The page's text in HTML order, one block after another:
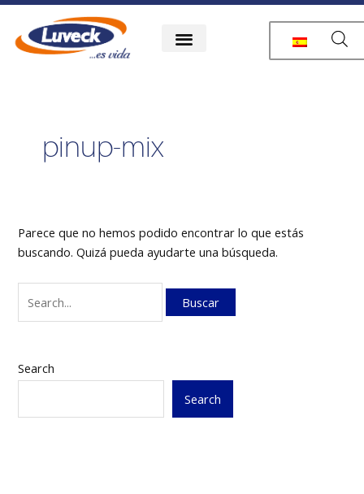
Ir
contenido
pinup-mix
Parece que no hemos podido encontrar lo que estás
buscando. Quizá pueda ayudarte una búsqueda.
Buscar
por:
Search
Search